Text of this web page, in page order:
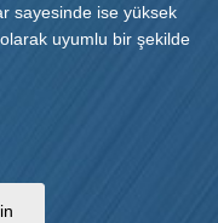
sayesinde ise yüksek
uyumlu bir şekilde